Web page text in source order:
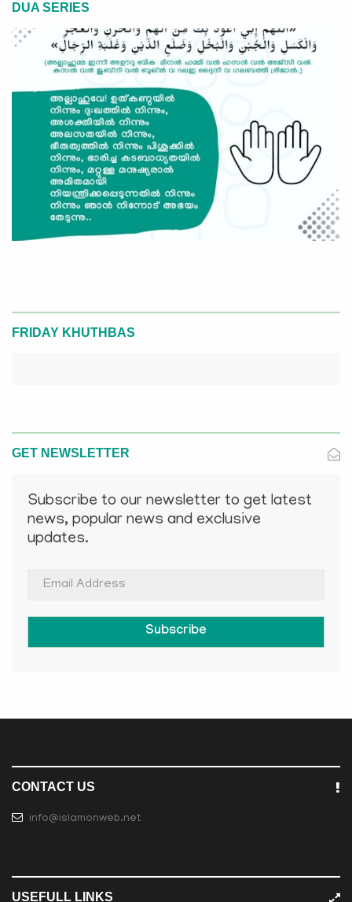
DUA SERIES
FRIDAY KHUTHBAS
GET NEWSLETTER
Subscribe to our newsletter to get latest
news, popular news and exclusive
updates.
Subscribe
CONTACT US
info@islamonweb.net
USEFULL LINKS